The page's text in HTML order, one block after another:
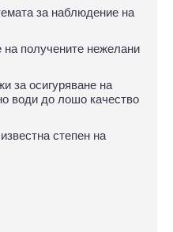
за наблюдение на
на получените нежелани
за осигуряване на
води до лошо качество
степен на